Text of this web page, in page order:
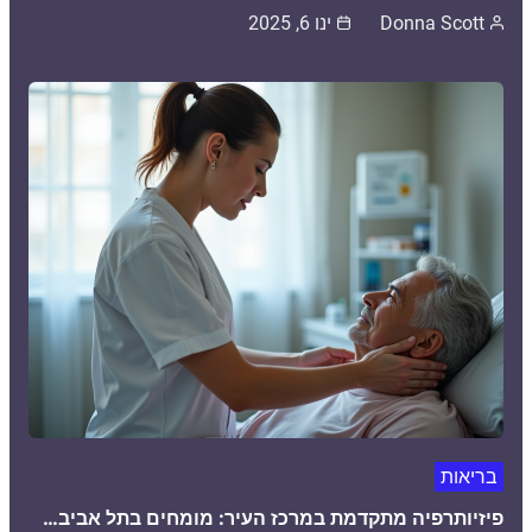
Donna Scott ינו 6, 2025
בריאות
פיזיותרפיה מתקדמת במרכז העיר: מומחים בתל אביב…